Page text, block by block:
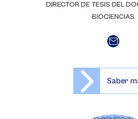
DIRECTOR DE TESIS DEL
BIOCIENCIAS
Saber